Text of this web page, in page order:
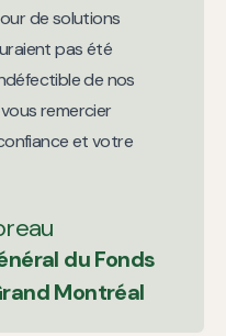
de solutions
pas été
de nos
remercier
et votre
du Fonds
Montréal